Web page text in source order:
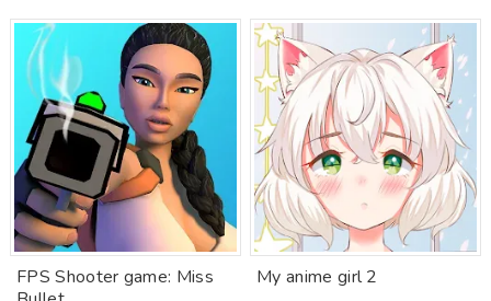
FPS Shooter game: Miss
My anime girl 2